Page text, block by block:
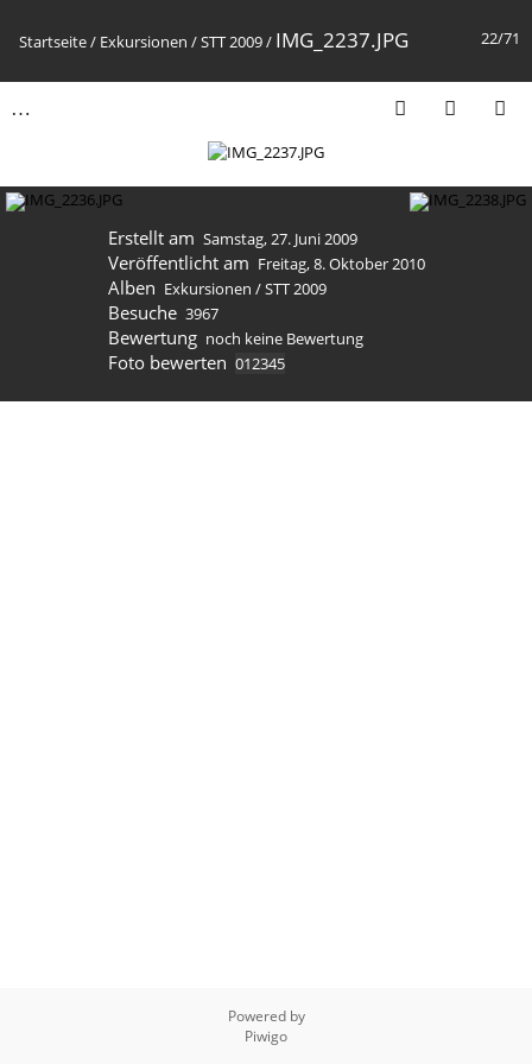
22/71
Startseite/ Exkursionen /STT 2009/ IMG_2237.JPG
Erstellt am Samstag, 27. Juni 2009
Veröffentlicht am Freitag, 8. Oktober 2010
Alben Exkursionen /STT 2009
Besuche 3967
Bewertung noch keine Bewertung
Foto bewerten
Powered by
Piwigo